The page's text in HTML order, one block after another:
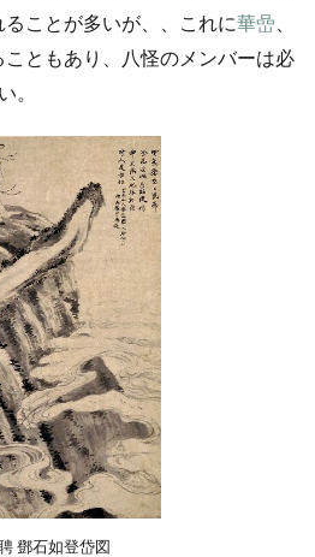
ことが多いが、、これに華嵒
こともあり、八怪のメンバーは必
。
鄧石如登岱図